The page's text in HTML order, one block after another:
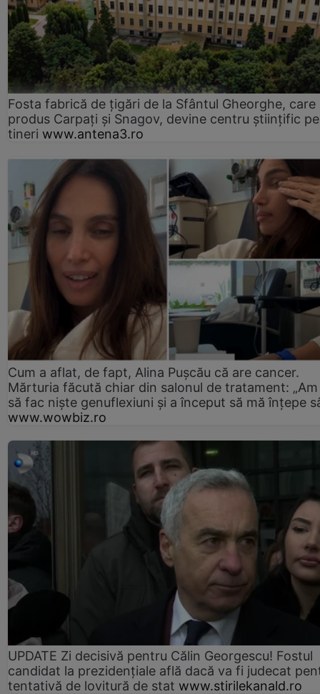
Fosta fabrică de țigări de la Sfântul Gheorghe, care
produs Carpați și Snagov, devine centru științific
tineri www.antena3.ro
Cum a aflat, de fapt, Alina Pușcău că are cancer.
Mărturia făcută chiar din salonul de tratament:
să fac niște genuflexiuni și a început să mă înțepe
www.wowbiz.ro
UPDATE Zi decisivă pentru Călin Georgescu! Fostul
candidat la prezidențiale află dacă va fi judecat
tentativă de lovitură de stat www.stirilekanald.ro